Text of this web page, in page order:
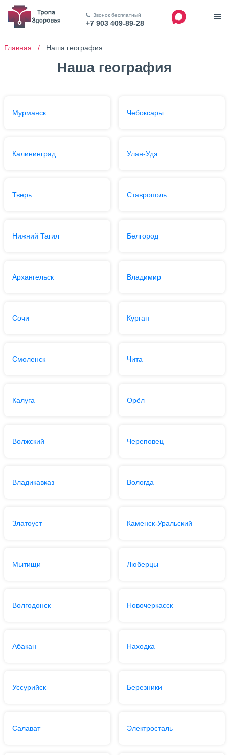
Звонок бесплатный
+7 903 409-89-28
Главная / Наша география
Наша география
Мурманск Чебоксары
Калининград Улан-Удэ
Тверь Ставрополь
Нижний Тагил Белгород
Архангельск Владимир
Сочи Курган
Смоленск Чита
Калуга Орёл
Волжский Череповец
Владикавказ Вологда
Златоуст Каменск-Уральский
Мытищи Люберцы
Волгодонск Новочеркасск
Абакан Находка
Уссурийск Березники
Салават Электросталь